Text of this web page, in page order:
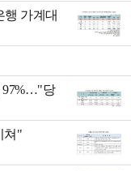
행 가계대
97%…"당
쳐"